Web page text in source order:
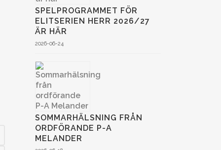
SPELPROGRAMMET FÖR
ELITSERIEN HERR 2026/27
ÄR HÄR
2026-06-24
SOMMARHÄLSNING FRÅN
ORDFÖRANDE P-A
MELANDER